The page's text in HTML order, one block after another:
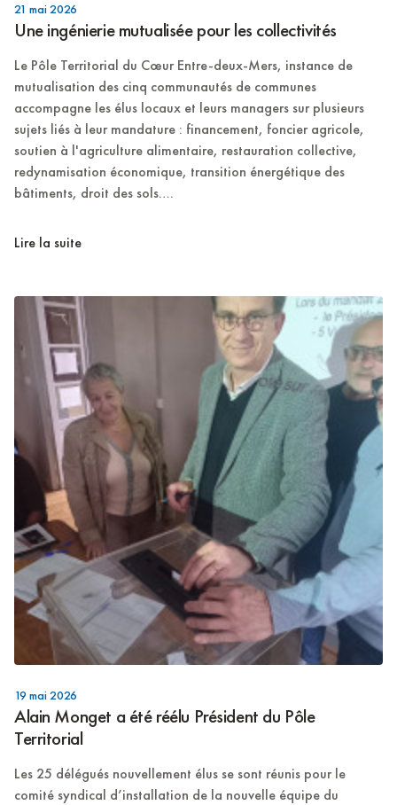
21 mai 2026
Une ingénierie mutualisée pour les collectivités
Le Pôle Territorial du Cœur Entre-deux-Mers, instance de
mutualisation des cinq communautés de communes
accompagne les élus locaux et leurs managers sur plusieurs
sujets liés à leur mandature : financement, foncier agricole,
soutien à l'agriculture alimentaire, restauration collective,
redynamisation économique, transition énergétique des
bâtiments, droit des sols….
Lire la suite
19 mai 2026
Alain Monget a été réélu Président du Pôle
Territorial
Les 25 délégués nouvellement élus se sont réunis pour le
comité syndical d’installation de la nouvelle équipe du